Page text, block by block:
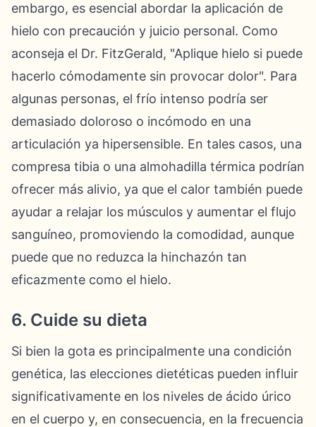
embargo, es esencial abordar la aplicación de
hielo con precaución y juicio personal. Como
aconseja el Dr. FitzGerald, "Aplique hielo si puede
hacerlo cómodamente sin provocar dolor". Para
algunas personas, el frío intenso podría ser
demasiado doloroso o incómodo en una
articulación ya hipersensible. En tales casos, una
compresa tibia o una almohadilla térmica podrían
ofrecer más alivio, ya que el calor también puede
ayudar a relajar los músculos y aumentar el flujo
sanguíneo, promoviendo la comodidad, aunque
puede que no reduzca la hinchazón tan
eficazmente como el hielo.
6. Cuide su dieta
Si bien la gota es principalmente una condición
genética, las elecciones dietéticas pueden influir
significativamente en los niveles de ácido úrico
en el cuerpo y, en consecuencia, en la frecuencia